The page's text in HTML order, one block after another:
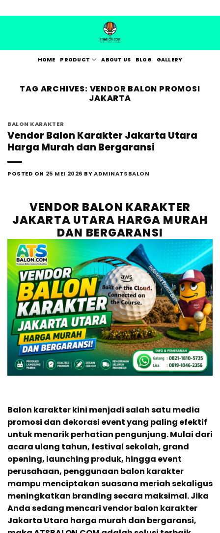
to
HOME PRODUCT ABOUT US BLOG GALLERY
TAG ARCHIVES: VENDOR BALON PROMOSI
JAKARTA
BALON KARAKTER
Vendor Balon Karakter Jakarta Utara
Harga Murah dan Bergaransi
POSTED ON 25 MEI 2026 BYADMINATSBALON
VENDOR BALON KARAKTER
JAKARTA UTARA HARGA MURAH
DAN BERGARANSI
Balon karakter kini menjadi salah satu media
promosi dan dekorasi event yang paling efektif
untuk menarik perhatian pengunjung. Mulai dari
acara ulang tahun, festival sekolah, grand
opening, launching produk, hingga event
perusahaan, penggunaan balon karakter
mampu menciptakan suasana meriah sekaligus
meningkatkan branding secara maksimal. Jika
Anda sedang mencari vendor balon karakter
Jakarta Utara harga murah dan bergaransi,